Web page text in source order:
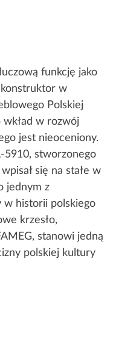
funkcję jako
w
Polskiej
wkład w rozwój
jest nieoceniony.
5910, stworzonego
się na stałe w
jednym z
w historii polskiego
krzesło,
stanowi jedną
polskiej kultury